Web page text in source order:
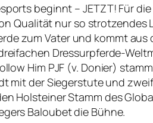
beginnt – JETZT! Für
Qualität nur so
zum Vater und kommt
Dressurpferde-
Him PJF (v. Donier)
mit der Siegerstute und
Holsteiner Stamm des
Baloubet die Bühne.